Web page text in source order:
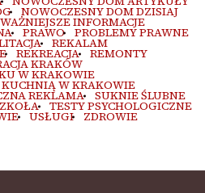
NOWOCZESNY DOM DZISIAJ
INFORMACJE
PRAWO PROBLEMY PRAWNE
REKALAM
REKREACJA REMONTY
KRAKÓW
W KRAKOWIE
KUCHNIĄ W KRAKOWIE
REKLAMA SUKNIE ŚLUBNE
TESTY PSYCHOLOGICZNE
USŁUGI ZDROWIE